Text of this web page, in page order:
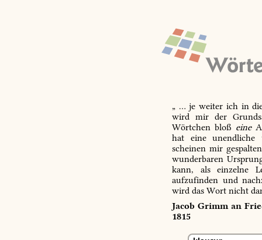
„ … je weiter ich in
wird mir der
Wörtchen bloß eine
hat eine unendliche
scheinen mir
wunderbaren
kann, als einzelne
aufzufinden und
wird das Wort nicht
Jacob Grimm an
1815